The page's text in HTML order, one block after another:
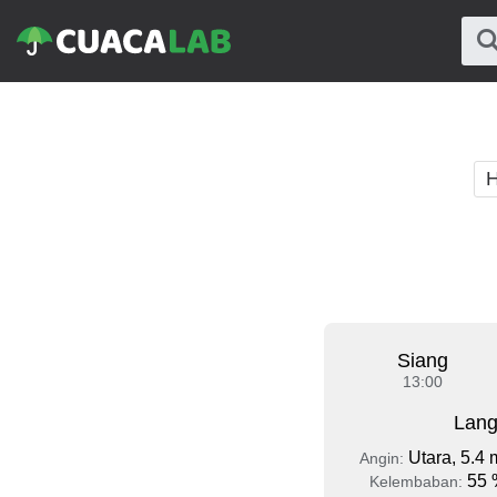
Siang
13:00
Angin: Utara, 5.4
Kelembaban: 55